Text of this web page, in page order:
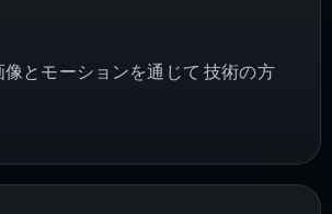
とモーションを通じて 技術の方